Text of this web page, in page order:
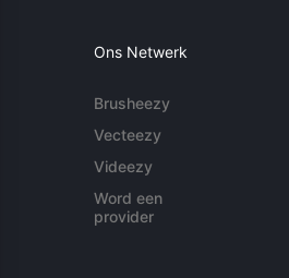
Ons Netwerk
Brusheezy
Vecteezy
Videezy
Word een
provider